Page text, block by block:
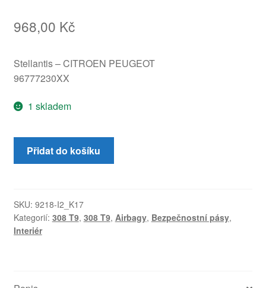
968,00 Kč
Stellantis – CITROEN PEUGEOT
96777230XX
1 skladem
Levý
zadní
308
T9
96777230XX
Přidat do košíku
SKU: 9218-I2_K17
Kategorií: 308 T9, 308 T9, Airbagy, Bezpečnostní pásy,
Interiér